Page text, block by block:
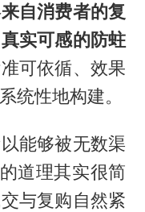
自消费者的复
实可感的防蛀
可依循、效果
统性地构建。
能够被无数渠
道理其实很简
与复购自然紧